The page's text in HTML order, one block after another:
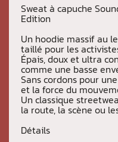
Sweat à capuche
Edition
Un hoodie massif au
taillé pour les
Épais, doux et ultra
comme une basse
Sans cordons pour
et la force du
Un classique
la route, la scène ou
Détails